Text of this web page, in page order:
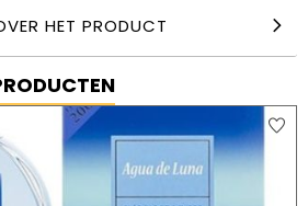
HET PRODUCT